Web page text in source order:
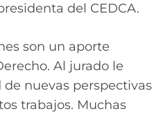
del CEDCA.
son un aporte
Al jurado le
nuevas perspectivas
trabajos. Muchas